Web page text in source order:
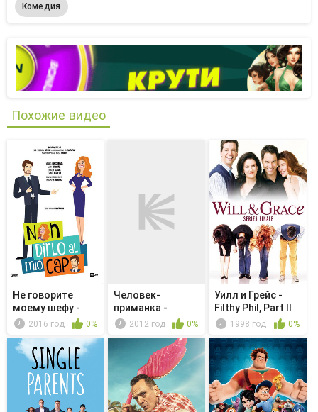
Комедия
Похожие видео
Не говорите
моему шефу -
Bugie in regola
2016 год 0%
Человек-
приманка -
Главное правило:
2012 год 0%
Уилл и Грейс -
Filthy Phil, Part II
1998 год 0%